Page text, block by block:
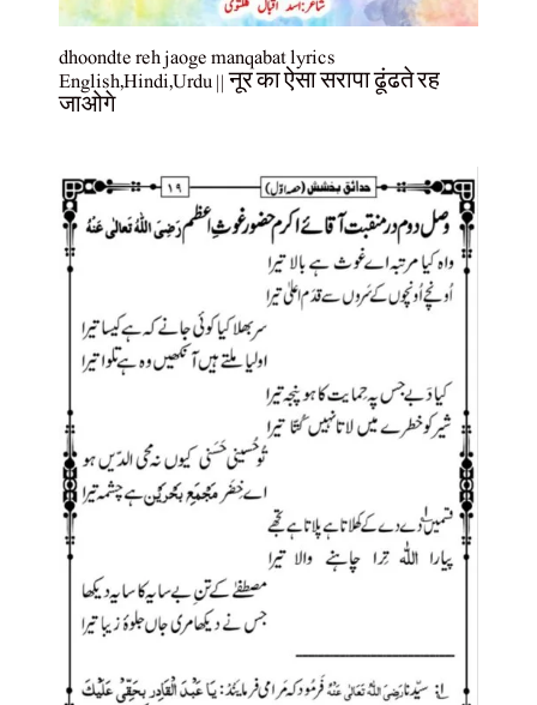
dhoondte reh jaoge manqabat lyrics
English,Hindi,Urdu || नूर का ऐसा सरापा ढूंढते रह
जाओगे